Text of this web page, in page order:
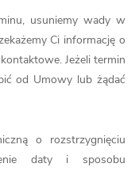
usuniemy wady w
Ci informację o
Jeżeli termin
od Umowy lub żądać
o rozstrzygnięciu
daty i sposobu